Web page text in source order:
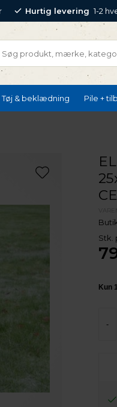
Hurtig levering 1-2
Tøj & beklædning Pile +
Stk.
-